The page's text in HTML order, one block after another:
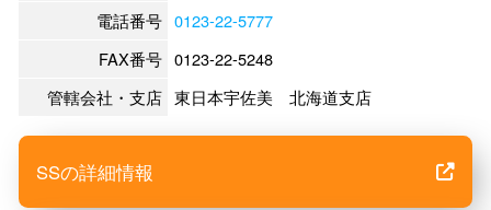
電話番号 0123-22-5777
FAX番号 0123-22-5248
管轄会社・支店 東日本宇佐美 北海道支店
SSの詳細情報